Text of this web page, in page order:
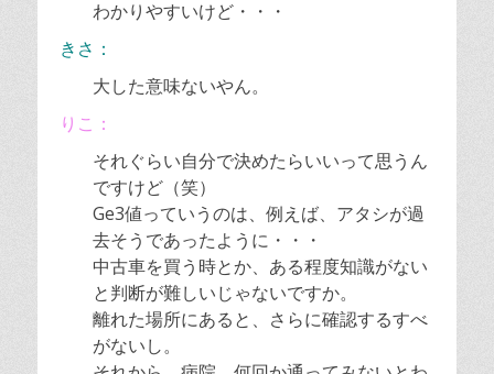
わかりやすいけど・・・
きさ：
大した意味ないやん。
りこ：
それぐらい自分で決めたらいいって思うん
ですけど（笑）
Ge3値っていうのは、例えば、アタシが過
去そうであったように・・・
中古車を買う時とか、ある程度知識がない
と判断が難しいじゃないですか。
離れた場所にあると、さらに確認するすべ
がないし。